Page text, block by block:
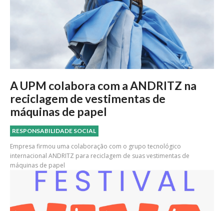
A UPM colabora com a ANDRITZ na
reciclagem de vestimentas de
máquinas de papel
RESPONSABILIDADE SOCIAL
Empresa firmou uma colaboração com o grupo tecnológico
internacional ANDRITZ para reciclagem de suas vestimentas de
máquinas de papel